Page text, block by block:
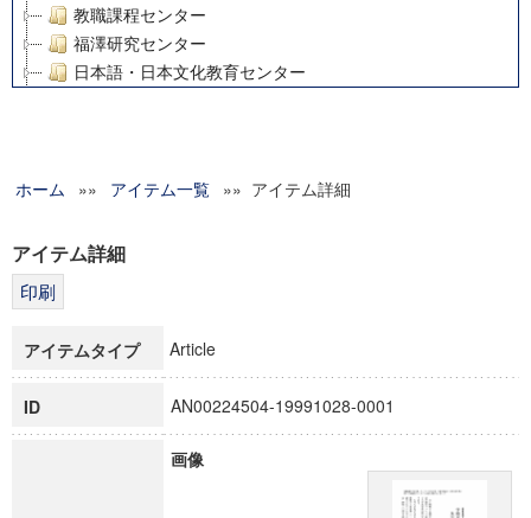
教職課程センター
福澤研究センター
日本語・日本文化教育センター
グローバルリサーチインスティテュート
科学研究費補助金研究成果報告書
博士課程教育リーディングプログラム「超成熟社会発展のサ
ホーム »» アイテム一覧 »» アイテム詳細
アイテム詳細
アイテムタイプ Article
ID AN00224504-19991028-0001
画像